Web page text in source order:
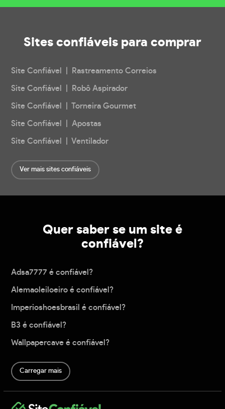
Sites confiáveis para comprar
Site Confiável | Rastreamento Correios
Site Confiável | Robô Aspirador
Site Confiável | Torneira Gourmet
Site Confiável | Apostas
Site Confiável | Ventilador
Ver mais sites confiáveis
Quer saber se um site é
confiável?
Adsa7777 é confiável?
Alemaoleiloeiro é confiável?
Imperioshoesbrasil é confiável?
B3 é confiável?
Wallpapercave é confiável?
Carregar mais